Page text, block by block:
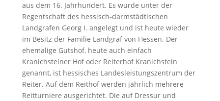
aus dem 16. Jahrhundert. Es wurde unter der
Regentschaft des hessisch-darmstädtischen
Landgrafen Georg I. angelegt und ist heute wieder
im Besitz der Familie Landgraf von Hessen. Der
ehemalige Gutshof, heute auch einfach
Kranichsteiner Hof oder Reiterhof Kranichstein
genannt, ist hessisches Landesleistungszentrum der
Reiter. Auf dem Reithof werden jährlich mehrere
Reitturniere ausgerichtet. Die auf Dressur und